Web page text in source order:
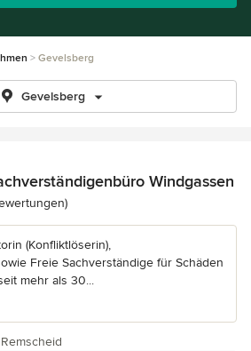
Gevelsberg
Gevelsberg
Windgassen
4.9 von 5 Sternen
(Konfliktlöserin),
Freie Sachverständige für Schäden
mehr als 30...